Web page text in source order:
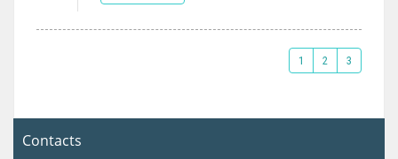
1 2 3
Contacts